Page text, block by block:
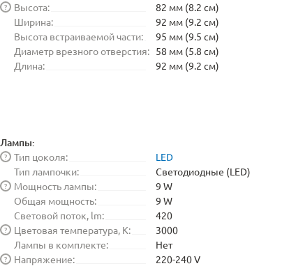
Высота:
?
82 мм (8.2 см)
Ширина:
92 мм (9.2 см)
Высота встраиваемой части:
95 мм (9.5 см)
Диаметр врезного отверстия: 58 мм (5.8 см)
Длина:
92 мм (9.2 см)
Лампы:
Тип цоколя:
?
LED
Тип лампочки:
Светодиодные (LED)
Мощность лампы:
?
9 W
Общая мощность:
9 W
Световой поток, lm:
420
Цветовая температура, K:
?
3000
Лампы в комплекте:
Нет
Напряжение:
?
220-240 V